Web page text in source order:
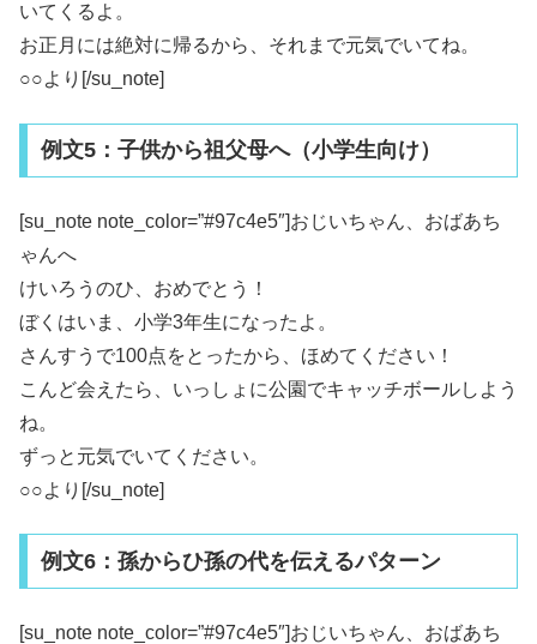
いてくるよ。
お正月には絶対に帰るから、それまで元気でいてね。
○○より[/su_note]
例文5：子供から祖父母へ（小学生向け）
[su_note note_color=”#97c4e5″]おじいちゃん、おばあち
ゃんへ
けいろうのひ、おめでとう！
ぼくはいま、小学3年生になったよ。
さんすうで100点をとったから、ほめてください！
こんど会えたら、いっしょに公園でキャッチボールしよう
ね。
ずっと元気でいてください。
○○より[/su_note]
例文6：孫からひ孫の代を伝えるパターン
[su_note note_color=”#97c4e5″]おじいちゃん、おばあち